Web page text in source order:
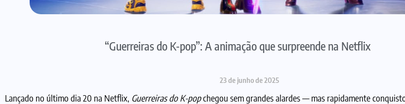
“Guerreiras do K-pop”: A animação que surpreende na Netflix
23 de junho de 2025
Lançado no último dia 20 na Netflix, Guerreiras do K-popchegou sem grandes alardes — mas rapidamente